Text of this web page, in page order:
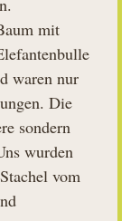
mit
waren nur
Die
sondern
wurden
vom